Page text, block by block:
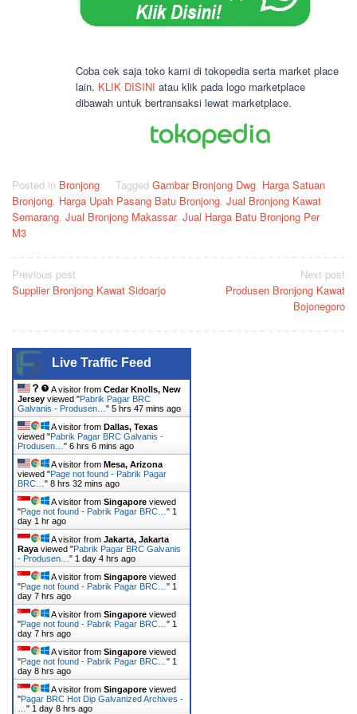
Coba cek saja toko kami di tokopedia serta market place
lain. KLIK DISINI atau klik pada logo marketplace
dibawah untuk bertransaksi lewat marketplace.
Posted in Bronjong Tagged Gambar Bronjong Dwg, Harga Satuan
Bronjong, Harga Upah Pasang Batu Bronjong, Jual Bronjong Kawat
Semarang, Jual Bronjong Makassar, Jual Harga Batu Bronjong Per
M3
Post
navigation
Previous post
Supplier Bronjong Kawat Sidoarjo
Next post
Produsen Bronjong Kawat
Bojonegoro
Live Traffic Feed
A visitor from Cedar Knolls, New
Jersey viewed "Pabrik Pagar BRC
Galvanis - Produsen… " 5 hrs 47 mins ago
A visitor from Dallas, Texas
viewed "Pabrik Pagar BRC Galvanis -
Produsen… " 6 hrs 6 mins ago
A visitor from Mesa, Arizona
viewed "Page not found - Pabrik Pagar
BRC… " 8 hrs 32 mins ago
A visitor from Singapore viewed
"Page not found - Pabrik Pagar BRC… " 1
day 1 hr ago
A visitor from Jakarta, Jakarta
Raya viewed "Pabrik Pagar BRC Galvanis
- Produsen… " 1 day 4 hrs ago
A visitor from Singapore viewed
"Page not found - Pabrik Pagar BRC… " 1
day 7 hrs ago
A visitor from Singapore viewed
"Page not found - Pabrik Pagar BRC… " 1
day 7 hrs ago
A visitor from Singapore viewed
"Page not found - Pabrik Pagar BRC… " 1
day 8 hrs ago
A visitor from Singapore viewed
"Pagar BRC Hot Dip Galvanized Archives -
" 1 day 8 hrs ago